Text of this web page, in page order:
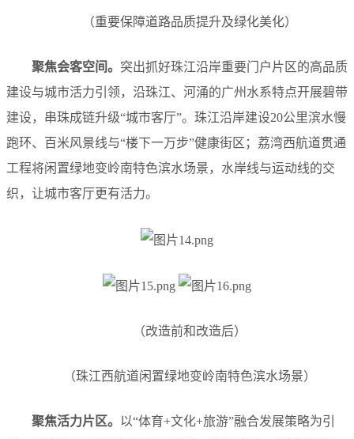
（重要保障道路品质提升及绿化美化）
聚焦会客空间。 突出抓好珠江沿岸重要门户片区的高品质
建设与城市活力引领，沿珠江、河涌的广州水系特点开展碧带
建设，串珠成链升级“城市客厅”。珠江沿岸建设20公里滨水慢
跑环、百米风景线与“楼下一万步”健康街区；荔湾西航道贯通
工程将闲置绿地变岭南特色滨水场景，水岸线与运动线的交
织，让城市客厅更有活力。
（改造前和改造后）
（珠江西航道闲置绿地变岭南特色滨水场景）
聚焦活力片区。 以“体育+文化+旅游”融合发展策略为引